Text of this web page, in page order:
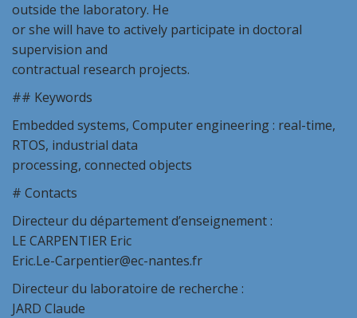
outside the laboratory. He
or she will have to actively participate in doctoral
supervision and
contractual research projects.
## Keywords
Embedded systems, Computer engineering : real-time,
RTOS, industrial data
processing, connected objects
# Contacts
Directeur du département d’enseignement :
LE CARPENTIER Eric
Eric.Le-Carpentier@ec-nantes.fr
Directeur du laboratoire de recherche :
JARD Claude